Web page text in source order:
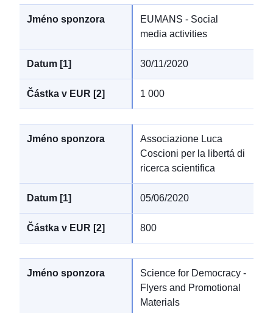
EUMANS - Social
media activities
30/11/2020
1 000
Associazione Luca
Coscioni per la libertá di
ricerca scientifica
05/06/2020
800
Science for Democracy -
Flyers and Promotional
Materials